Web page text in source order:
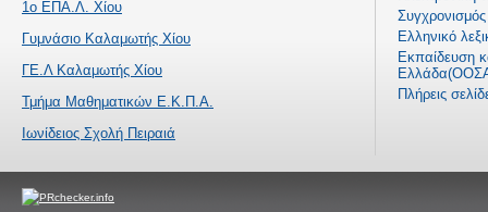
1ο ΕΠΑ.Λ. Χίου
Γυμνάσιο Καλαμωτής Χίου
ΓΕ.Λ Καλαμωτής Χίου
Τμήμα Μαθηματικών Ε.Κ.Π.Α.
Ιωνίδειος Σχολή Πειραιά
Ελληνικό
Εκπαίδευση
Πλήρεις